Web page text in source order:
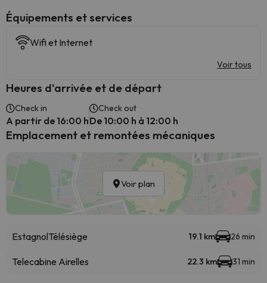
​Équipements et services
Wifi et Internet
Voir tous
Heures d'arrivée et de départ
Check in
A partir de 16:00 h
Check out
De 10:00 h à 12:00 h
Emplacement et remontées mécaniques
Voir plan
EstagnolTélésiège 19.1 km 26 min
Telecabine Airelles 22.3 km 31 min